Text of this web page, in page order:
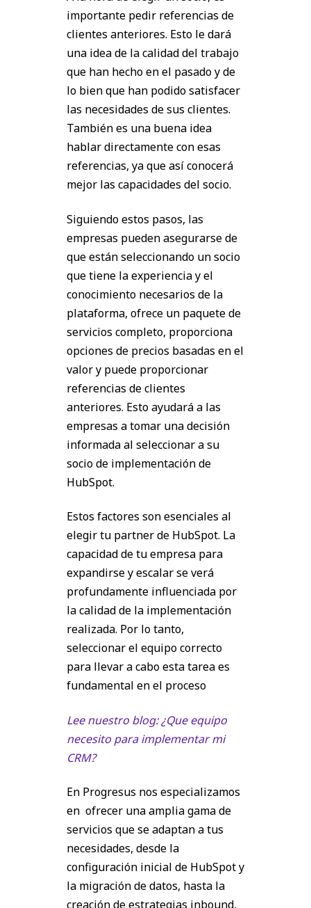
importante pedir referencias de
clientes anteriores. Esto le dará
una idea de la calidad del trabajo
que han hecho en el pasado y de
lo bien que han podido satisfacer
las necesidades de sus clientes.
También es una buena idea
hablar directamente con esas
referencias, ya que así conocerá
mejor las capacidades del socio.
Siguiendo estos pasos, las
empresas pueden asegurarse de
que están seleccionando un socio
que tiene la experiencia y el
conocimiento necesarios de la
plataforma, ofrece un paquete de
servicios completo, proporciona
opciones de precios basadas en el
valor y puede proporcionar
referencias de clientes
anteriores. Esto ayudará a las
empresas a tomar una decisión
informada al seleccionar a su
socio de implementación de
HubSpot.
Estos factores son esenciales al
elegir tu partner de HubSpot. La
capacidad de tu empresa para
expandirse y escalar se verá
profundamente influenciada por
la calidad de la implementación
realizada. Por lo tanto,
seleccionar el equipo correcto
para llevar a cabo esta tarea es
fundamental en el proceso
Lee nuestro blog: ¿Que equipo
necesito para implementar mi
CRM?
En Progresus nos especializamos
en ofrecer una amplia gama de
servicios que se adaptan a tus
necesidades, desde la
configuración inicial de HubSpot y
la migración de datos, hasta la
creación de estrategias inbound,